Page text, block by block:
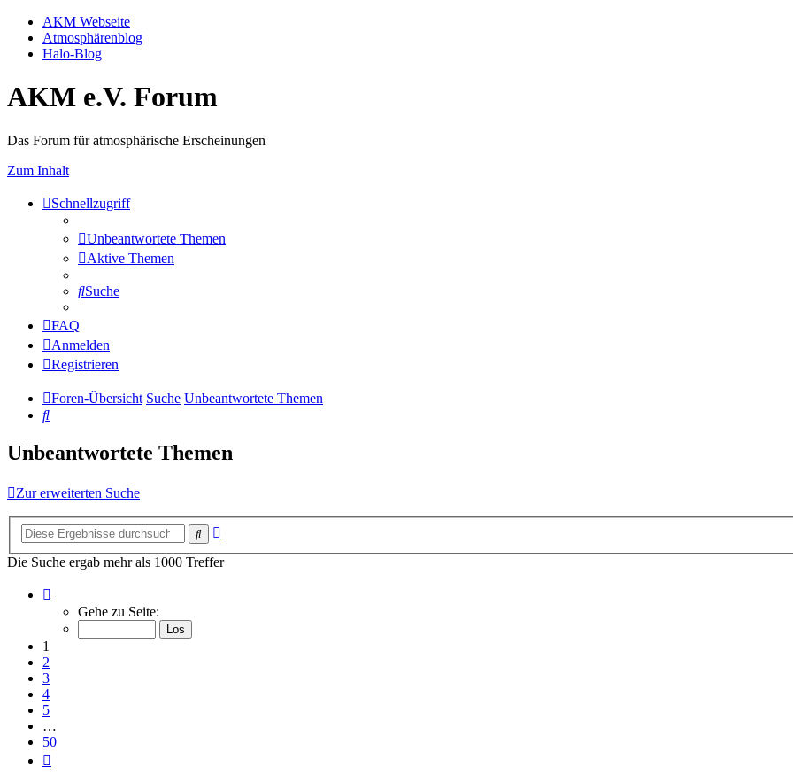
AKM Webseite
Atmosphärenblog
Halo-Blog
AKM e.V. Forum
Das Forum für atmosphärische Erscheinungen
Zum Inhalt
Schnellzugriff
Unbeantwortete Themen
Aktive Themen
Suche
FAQ
Anmelden
Registrieren
Foren-Übersicht Suche Unbeantwortete Themen
Suche
Unbeantwortete Themen
Zur erweiterten Suche
Suche
Die Suche ergab mehr als 1000 Treffer
von
Gehe zu Seite:
1
2
3
4
5
…
50